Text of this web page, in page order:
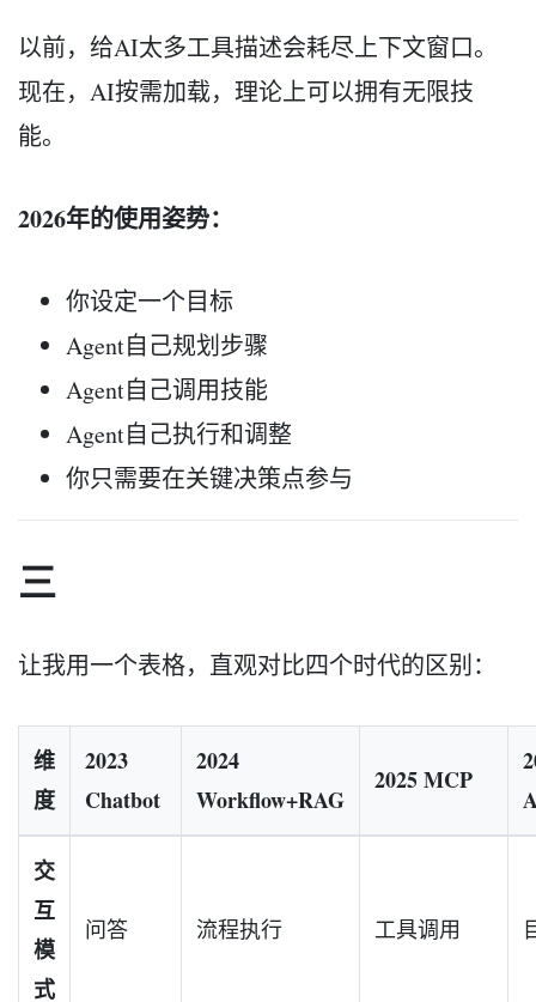
以前，给AI太多工具描述会耗尽上下文窗口。
现在，AI按需加载，理论上可以拥有无限技
能。
2026年的使用姿势：
你设定一个目标
Agent自己规划步骤
Agent自己调用技能
Agent自己执行和调整
你只需要在关键决策点参与
三
让我用一个表格，直观对比四个时代的区别：
维
度
2023
Chatbot
2024
Workflow+RAG
2025 MCP
交
互
模
式
问答 流程执行 工具调用